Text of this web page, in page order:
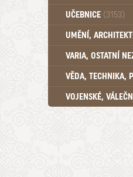
UČEBNICE (3153)
Učebnice -
Učebnice - VŠ
Učebnice - ZŠ (556)
Učebnice - Ostatní
UMĚNÍ,
VARIA, OSTATNÍ
VĚDA, TECHNIKA,
VOJENSKÉ,